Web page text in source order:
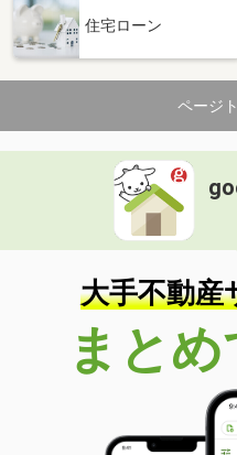
住宅ローン
ページ
大手不動産
まとめ